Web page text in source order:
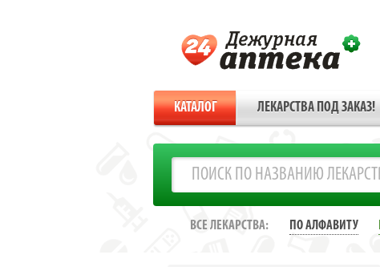
КАТАЛОГ ЛЕКАРСТВА ПОД ЗАКАЗ!
ВСЕ ЛЕКАРСТВА: ПО АЛФАВИТУ